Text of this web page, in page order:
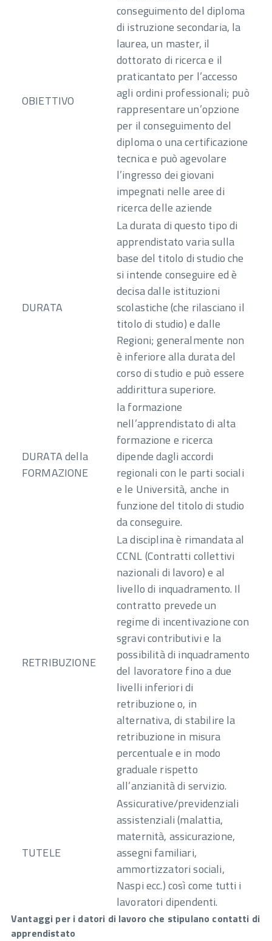
OBIETTIVO
conseguimento del diploma
di istruzione secondaria, la
laurea, un master, il
dottorato di ricerca e il
praticantato per l’accesso
agli ordini professionali; può
rappresentare un’opzione
per il conseguimento del
diploma o una certificazione
tecnica e può agevolare
l’ingresso dei giovani
impegnati nelle aree di
ricerca delle aziende
DURATA
La durata di questo tipo di
apprendistato varia sulla
base del titolo di studio che
si intende conseguire ed è
decisa dalle istituzioni
scolastiche (che rilasciano il
titolo di studio) e dalle
Regioni; generalmente non
è inferiore alla durata del
corso di studio e può essere
addirittura superiore.
DURATA della
FORMAZIONE
la formazione
nell’apprendistato di alta
formazione e ricerca
dipende dagli accordi
regionali con le parti sociali
e le Università, anche in
funzione del titolo di studio
da conseguire.
RETRIBUZIONE
La disciplina è rimandata al
CCNL (Contratti collettivi
nazionali di lavoro) e al
livello di inquadramento. Il
contratto prevede un
regime di incentivazione con
sgravi contributivi e la
possibilità di inquadramento
del lavoratore fino a due
livelli inferiori di
retribuzione o, in
alternativa, di stabilire la
retribuzione in misura
percentuale e in modo
graduale rispetto
all’anzianità di servizio.
TUTELE
Assicurative/previdenziali
assistenziali (malattia,
maternità, assicurazione,
assegni familiari,
ammortizzatori sociali,
Naspi ecc.) così come tutti i
lavoratori dipendenti.
Vantaggi per i datori di lavoro che stipulano contatti di
apprendistato